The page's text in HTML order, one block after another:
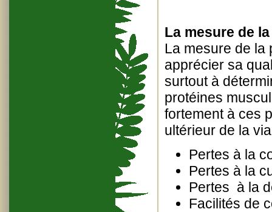
La mesure de
La mesure de la
apprécier sa
surtout à
protéines
fortement à ces
ultérieur de la
Pertes à la
Pertes à la
Pertes à la
Facilités de